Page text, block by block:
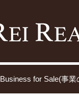
Business for Sale(事業